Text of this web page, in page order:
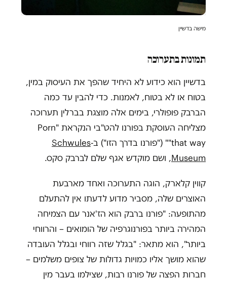
מישה בדשיין
תמונות בתערוכה
בדשיין הוא כידוע לא היחיד שהפך את העיסוק במין,
בטוח או לא בטוח, לאמנות. כדי להבין עד כמה
הברבק פופולרי, בימים אלה מוצגת בברלין תערוכה
מצליחה העוסקת בפורנו להט"בי הנקראת "Porn
that way"" ("פורנו בדרך הזו") ב-
Schwules
Museum, ושם מוקדש אגף שלם לברבק סקס.
קווין קלארק, הוגה התערוכה ואחד מארבעת
האוצרים שלה, מסביר מדוע לדעתו אין להתעלם
מהתופעה: "פורנו ברבק הוא הז'אנר עם הצמיחה
המהירה ביותר בפורנוגרפיה של הומואים – והרווחי
ביותר", הוא מתאר: "בגלל שזה רווחי ובגלל העובדה
שהוא מושך אליו כמויות גדולות של צופים משלמים –
חברות הפצה של פורנו רבות, שצילמו בעבר מין